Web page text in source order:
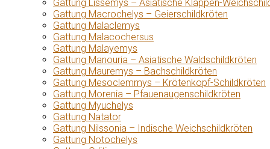
Gattung Lissemys – Asiatische Klappen-
Gattung Macrochelys – Geierschildkröten
Gattung Malaclemys
Gattung Malacochersus
Gattung Malayemys
Gattung Manouria – Asiatische Waldschildkröten
Gattung Mauremys – Bachschildkröten
Gattung Mesoclemmys – Krötenkopf-Schildkröten
Gattung Morenia – Pfauenaugenschildkröten
Gattung Myuchelys
Gattung Natator
Gattung Nilssonia – Indische Weichschildkröten
Gattung Notochelys